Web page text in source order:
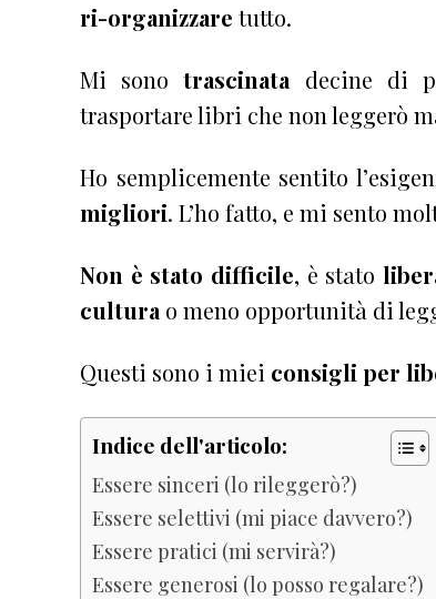
ri-organizzare tutto.
Mi sonotrascinata decine di
trasportare libri che non leggerò
Ho semplicemente sentito
migliori. L’ho fatto, e mi sento
Non è stato difficile, è stato
cultura o meno opportunità di
Questi sono i miei consigli per
Indice dell'articolo:
Essere sinceri (lo rileggerò?)
Essere selettivi (mi piace davvero?)
Essere pratici (mi servirà?)
Essere generosi (lo posso regalare?)